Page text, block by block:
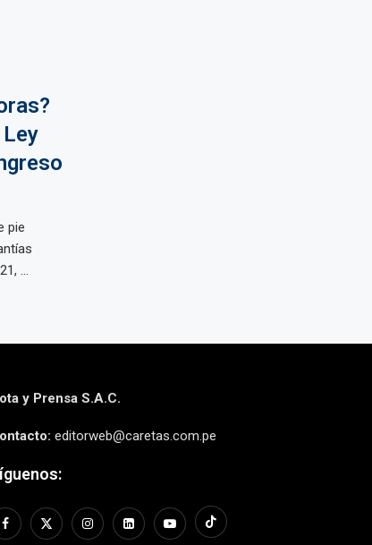
pie
...
y Prensa S.A.C.
editorweb@caretas.com.pe